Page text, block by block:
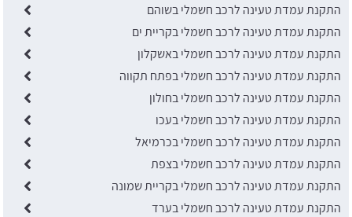
התקנת עמדת טעינה לרכב חשמלי בשוהם
התקנת עמדת טעינה לרכב חשמלי בקריית ים
התקנת עמדת טעינה לרכב חשמלי באשקלון
התקנת עמדת טעינה לרכב חשמלי בפתח תקווה
התקנת עמדת טעינה לרכב חשמלי בחולון
התקנת עמדת טעינה לרכב חשמלי בעכו
התקנת עמדת טעינה לרכב חשמלי בכרמיאל
התקנת עמדת טעינה לרכב חשמלי בצפת
התקנת עמדת טעינה לרכב חשמלי בקריית שמונה
התקנת עמדת טעינה לרכב חשמלי בערד